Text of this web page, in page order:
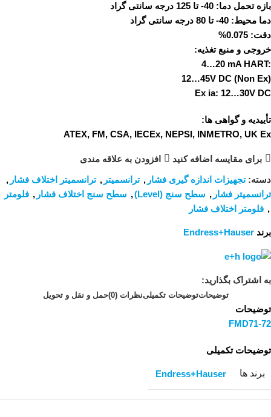
بازه تحمل دما:
دما محیط: 40- تا 80 درجه سانتی گراد
دقت: 0.075%
خروجی و منبع تغذیه:
4…20 mA HART:
12…45V DC (Non Ex)
Ex ia: 12…30V DC
تأییدیه و گواهی ها:
ATEX, FM, CSA, IECEx, NEPSI, INMETRO, UK Ex
برای مقایسه اضافه کنید افزودن به علاقه مندی
دسته: تجهیزات اندازه گیری فشار , ترانسمیتر , ترانسمیتر اختلاف فشار ,
ترانسمیتر فشار , سطح سنج (Level) , سطح سنج اختلاف فشار , فلومتر
, فلومتر اختلاف فشار
برند Endress+Hauser
به اشتراک بگذارید:
توضیحاتتوضیحات تکمیلینظرات (0) حمل و نقل و تحویل
توضیحات
FMD71-72
توضیحات تکمیلی
برند ها Endress+Hauser